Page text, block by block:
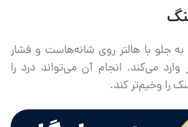
جلو با هالتر روی شانه‌هاست و فشار
می‌کند. انجام آن می‌تواند درد را
را وخیم‌تر کند.